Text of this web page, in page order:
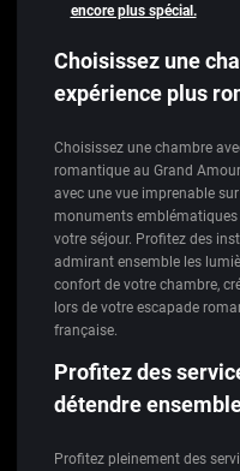
encore plus spécial.
Choisissez une
expérience plus
Choisissez une chambre
romantique au Grand
avec une vue imprenable
monuments
votre séjour. Profitez des
admirant ensemble les
confort de votre chambre,
lors de votre escapade
française.
Profitez des
détendre
Profitez pleinement des